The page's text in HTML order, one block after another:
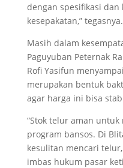
dengan spesifikasi dan
kesepakatan,” tegasnya.
Masih dalam
Paguyuban Peternak
Rofi Yasifun
merupakan bentuk
agar harga ini bisa
“Stok telur aman
program bansos. Di
kesulitan mencari
imbas hukum pasar